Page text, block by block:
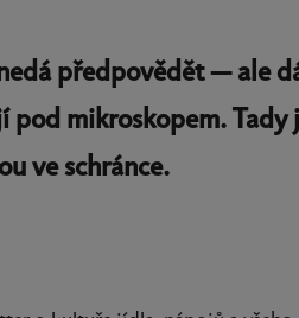
předpovědět — ale
pod mikroskopem.
ve schránce.